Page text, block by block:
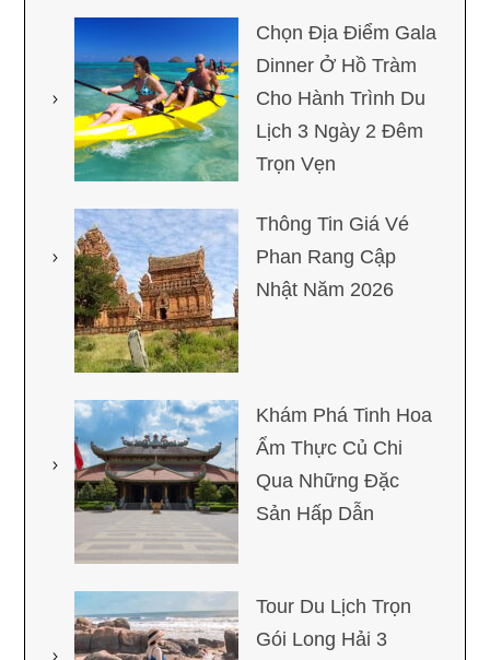
Chọn Địa Điểm Gala
Dinner Ở Hồ Tràm
Cho Hành Trình Du
Lịch 3 Ngày 2 Đêm
Trọn Vẹn
Thông Tin Giá Vé
Phan Rang Cập
Nhật Năm 2026
Khám Phá Tinh Hoa
Ẩm Thực Củ Chi
Qua Những Đặc
Sản Hấp Dẫn
Tour Du Lịch Trọn
Gói Long Hải 3